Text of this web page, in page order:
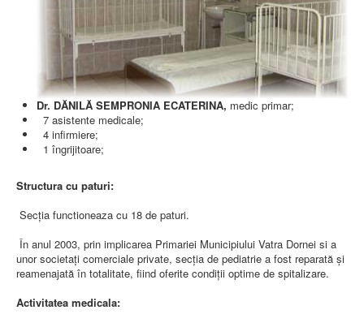
AMBULATOR ORTOPEDIE ȘI TRAUMATOLOGIE
AMBULATOR MEDICINĂ INTERNĂ
AMBULATOR NEUROLOGIE
AMBULATOR PEDIATRIE
AMBULATOR ÎNGRIJIRI PALIATIVE
MANAGEMENT
PROIECT DE MANAGEMENT 2026
PLAN STRATEGIC 2021 - 2025
PROIECT DE MANAGEMENT 2021
PROIECT DE MANAGEMENT 2017
COMITET DIRECTOR
SISTEMULUI DE CALITATE 2019
INTEGRITATE
ADMINISTRATIV
RESURSE UMANE
INFORMAŢII
Dr. DĂNILĂ SEMPRONIA ECATERINA, medic primar;
7 asistente medicale;
4 infirmiere;
1 îngrijitoare;
Structura cu paturi:
Secţia functioneaza cu 18 de paturi.
În anul 2003, prin implicarea Primariei Municipiului Vatra Dornei si a
unor societaţi comerciale private, secţia de pediatrie a fost reparată şi
reamenajată în totalitate, fiind oferite condiţii optime de spitalizare.
Activitatea medicala: